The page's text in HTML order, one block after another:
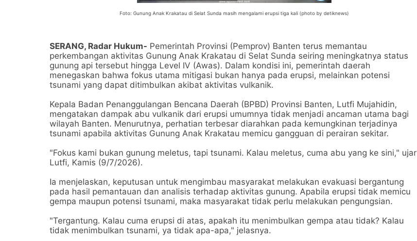
Foto: Gunung Anak Krakatau di Selat Sunda masih mengalami erupsi tiga kali (photo by detiknews)
SERANG, Radar Hukum- Pemerintah Provinsi (Pemprov) Banten terus memantau
perkembangan aktivitas Gunung Anak Krakatau di Selat Sunda seiring meningkatnya status
gunung api tersebut hingga Level IV (Awas). Dalam kondisi ini, pemerintah daerah
menegaskan bahwa fokus utama mitigasi bukan hanya pada erupsi, melainkan potensi
tsunami yang dapat ditimbulkan akibat aktivitas vulkanik.
Kepala Badan Penanggulangan Bencana Daerah (BPBD) Provinsi Banten, Lutfi Mujahidin,
mengatakan dampak abu vulkanik dari erupsi umumnya tidak menjadi ancaman utama bagi
wilayah Banten. Menurutnya, perhatian terbesar diarahkan pada kemungkinan terjadinya
tsunami apabila aktivitas Gunung Anak Krakatau memicu gangguan di perairan sekitar.
"Fokus kami bukan gunung meletus, tapi tsunami. Kalau meletus, cuma abu yang ke sini," ujar
Lutfi, Kamis (9/7/2026).
Ia menjelaskan, keputusan untuk mengimbau masyarakat melakukan evakuasi bergantung
pada hasil pemantauan dan analisis terhadap aktivitas gunung. Apabila erupsi tidak memicu
gempa maupun potensi tsunami, maka masyarakat tidak perlu melakukan pengungsian.
"Tergantung. Kalau cuma erupsi di atas, apakah itu menimbulkan gempa atau tidak? Kalau
tidak menimbulkan tsunami, ya tidak apa-apa," jelasnya.